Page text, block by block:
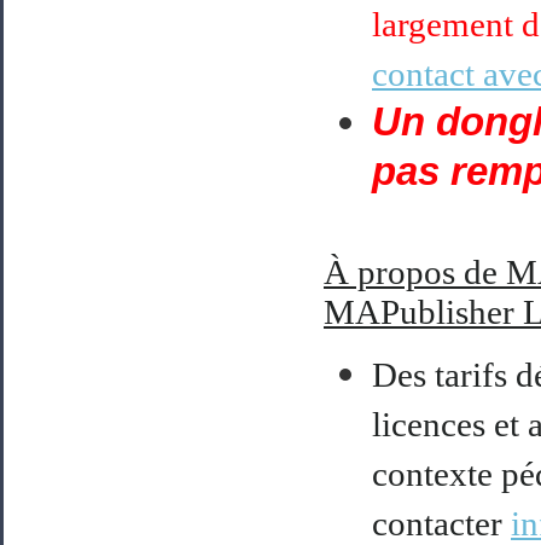
largement
contact
Un
pas
À propos de
MAPublisher
Des tarifs
licences et
contexte
contacter